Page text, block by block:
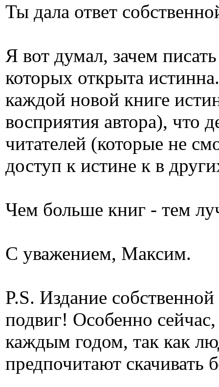
Ты дала ответ
Я вот думал, зачем
которых открыта
каждой новой книге
восприятия автора), что
читателей (которые не
доступ к истине к в
Чем больше книг - тем
С уважением, Максим.
P.S. Издание
подвиг! Особенно
каждым годом, так как
предпочитают скачивать